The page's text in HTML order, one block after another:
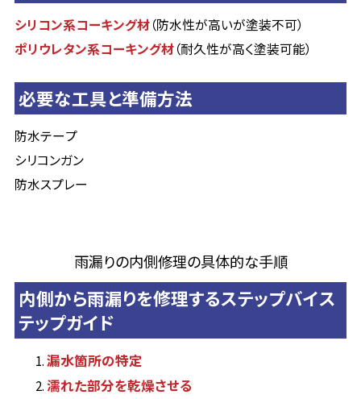
シリコン系コーキング材（防水性が高いが塗装不可）
ポリウレタン系コーキング材（耐久性が高く塗装可能）
必要な工具と準備方法
防水テープ
シリコンガン
防水スプレー
雨漏りの内側修理の具体的な手順
内側から雨漏りを修理するステップバイス
テップガイド
漏水箇所の特定
濡れた部分を乾燥させる